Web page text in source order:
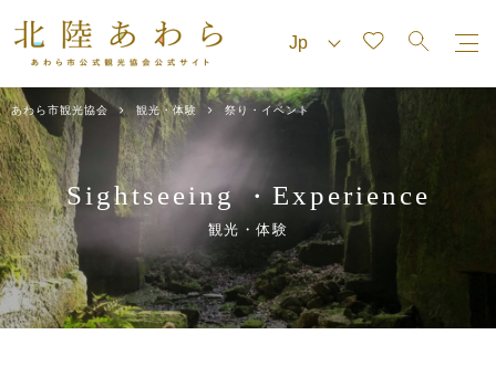
あわら市観光協会 観光・体験 祭り・イベント
Sightseeing・ Experience
観光・体験